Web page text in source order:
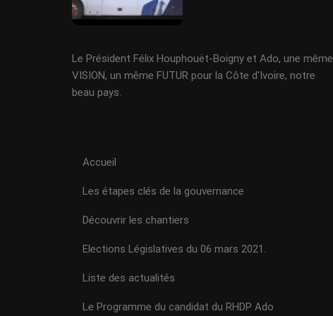
Le Président Félix Houphouët-Boigny et Ado, une même
VISION, un même FUTUR pour la Côte d'Ivoire, notre
beau pays.
Accueil
Les étapes clés de la gouvernance
Découvrir les chantiers
Elections Législatives du 06 mars 2021.
Liste des actualités
Le Programme du candidat du RHDP Ado